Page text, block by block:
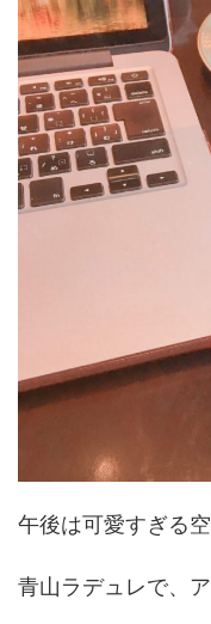
午後は可愛すぎる
青山ラデュレで、